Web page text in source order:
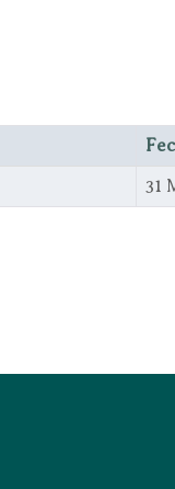
31